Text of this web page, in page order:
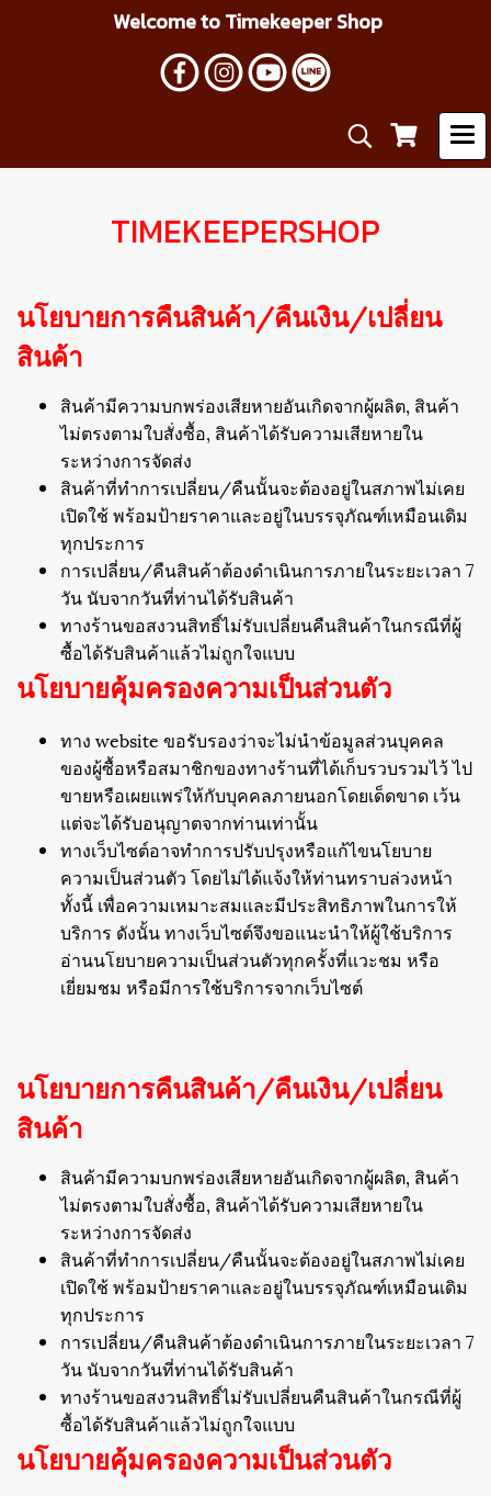
Welcome to Timekeeper Shop
TIMEKEEPERSHOP
นโยบายการคืนสินค้า/คืนเงิน/เปลี่ยน
สินค้า
สินค้ามีความบกพร่องเสียหายอันเกิดจากผู้ผลิต, สินค้า
ไม่ตรงตามใบสั่งซื้อ, สินค้าได้รับความเสียหายใน
ระหว่างการจัดส่ง
สินค้าที่ทำการเปลี่ยน/คืนนั้นจะต้องอยู่ในสภาพไม่เคย
เปิดใช้ พร้อมป้ายราคาและอยู่ในบรรจุภัณฑ์เหมือนเดิม
ทุกประการ
การเปลี่ยน/คืนสินค้าต้องดำเนินการภายในระยะเวลา 7
วัน นับจากวันที่ท่านได้รับสินค้า
ทางร้านขอสงวนสิทธิ์ไม่รับเปลี่ยนคืนสินค้าในกรณีที่ผู้
ซื้อได้รับสินค้าแล้วไม่ถูกใจแบบ
นโยบายคุ้มครองความเป็นส่วนตัว
ทาง website ขอรับรองว่าจะไม่นำข้อมูลส่วนบุคคล
ของผู้ซื้อหรือสมาชิกของทางร้านที่ได้เก็บรวบรวมไว้ ไป
ขายหรือเผยแพร่ให้กับบุคคลภายนอกโดยเด็ดขาด เว้น
แต่จะได้รับอนุญาตจากท่านเท่านั้น
ทางเว็บไซต์อาจทำการปรับปรุงหรือแก้ไขนโยบาย
ความเป็นส่วนตัว โดยไม่ได้แจ้งให้ท่านทราบล่วงหน้า
ทั้งนี้ เพื่อความเหมาะสมและมีประสิทธิภาพในการให้
บริการ ดังนั้น ทางเว็บไซต์จึงขอแนะนำให้ผู้ใช้บริการ
อ่านนโยบายความเป็นส่วนตัวทุกครั้งที่แวะชม หรือ
เยี่ยมชม หรือมีการใช้บริการจากเว็บไซต์
นโยบายการคืนสินค้า/คืนเงิน/เปลี่ยน
สินค้า
สินค้ามีความบกพร่องเสียหายอันเกิดจากผู้ผลิต, สินค้า
ไม่ตรงตามใบสั่งซื้อ, สินค้าได้รับความเสียหายใน
ระหว่างการจัดส่ง
สินค้าที่ทำการเปลี่ยน/คืนนั้นจะต้องอยู่ในสภาพไม่เคย
เปิดใช้ พร้อมป้ายราคาและอยู่ในบรรจุภัณฑ์เหมือนเดิม
ทุกประการ
การเปลี่ยน/คืนสินค้าต้องดำเนินการภายในระยะเวลา 7
วัน นับจากวันที่ท่านได้รับสินค้า
ทางร้านขอสงวนสิทธิ์ไม่รับเปลี่ยนคืนสินค้าในกรณีที่ผู้
ซื้อได้รับสินค้าแล้วไม่ถูกใจแบบ
นโยบายคุ้มครองความเป็นส่วนตัว